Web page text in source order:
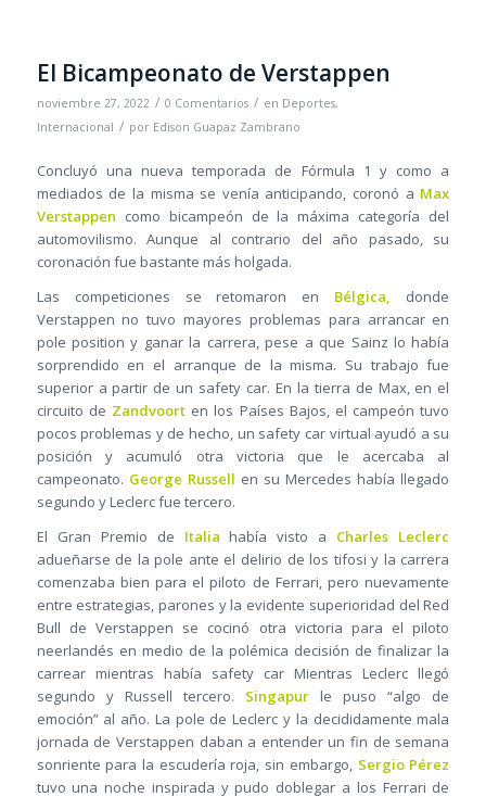
El Bicampeonato de Verstappen
noviembre 27, 2022 / 0 Comentarios / en Deportes,
Internacional / por Edison Guapaz Zambrano
Concluyó una nueva temporada de Fórmula 1 y como a
mediados de la misma se venía anticipando, coronó a Max
Verstappen como bicampeón de la máxima categoría del
automovilismo. Aunque al contrario del año pasado, su
coronación fue bastante más holgada.
Las competiciones se retomaron en Bélgica, donde
Verstappen no tuvo mayores problemas para arrancar en
pole position y ganar la carrera, pese a que Sainz lo había
sorprendido en el arranque de la misma. Su trabajo fue
superior a partir de un safety car. En la tierra de Max, en el
circuito de Zandvoort en los Países Bajos, el campeón tuvo
pocos problemas y de hecho, un safety car virtual ayudó a su
posición y acumuló otra victoria que le acercaba al
campeonato. George Russell en su Mercedes había llegado
segundo y Leclerc fue tercero.
El Gran Premio de Italia había visto a Charles Leclerc
adueñarse de la pole ante el delirio de los tifosi y la carrera
comenzaba bien para el piloto de Ferrari, pero nuevamente
entre estrategias, parones y la evidente superioridad del Red
Bull de Verstappen se cocinó otra victoria para el piloto
neerlandés en medio de la polémica decisión de finalizar la
carrear mientras había safety car Mientras Leclerc llegó
segundo y Russell tercero. Singapur le puso “algo de
emoción” al año. La pole de Leclerc y la decididamente mala
jornada de Verstappen daban a entender un fin de semana
sonriente para la escudería roja, sin embargo, Sergio Pérez
tuvo una noche inspirada y pudo doblegar a los Ferrari de